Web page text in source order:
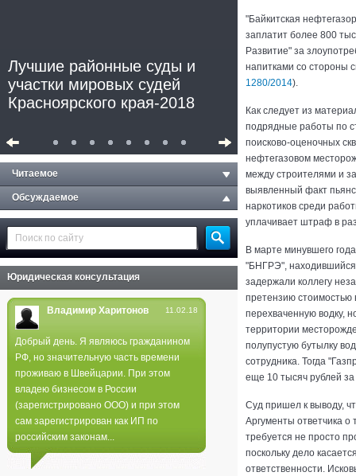
Лучшие районные суды и
участки мировых судей
Красноярского края-2018
Полиция не нашла следов
поджога в лесах края
Читаемое
Обсуждаемое
Юридическая консультация
11.02.18
Владимир Харитонов
Добрый день. Я являюсь гражданином
РФ, но значительную часть времени
проживаю в Швейцарии. При этом
владею бизнесом в России
(зарегистрировано ООО) и при этом
сам зарегистрирован как ИП по
российским законам...
"Байкитская
заплатит более 800
Развитие" за
напитками со стороны
1280/2014).
Как следует из
подрядные работы по
поисково-оценочных
нефтегазовом
между строителями и
выявленный факт
наркотиков среди
уплачивает штраф в
В марте минувшего
"БНГРЭ", находившийся
задержали коллегу
претензию стоимостью
перехваченную водку,
территории
полупустую бутылку
сотрудника. Тогда
еще 10 тысяч рублей за
Суд пришел к выводу,
Аргументы ответчика о
требуется не просто
поскольку дело
ответственности.